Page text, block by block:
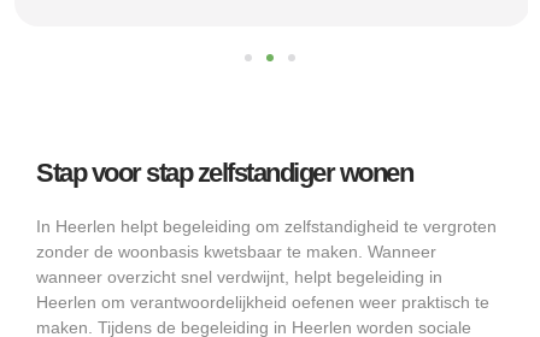
Stap voor stap zelfstandiger wonen
In Heerlen helpt begeleiding om zelfstandigheid te vergroten
zonder de woonbasis kwetsbaar te maken. Wanneer
wanneer overzicht snel verdwijnt, helpt begeleiding in
Heerlen om verantwoordelijkheid oefenen weer praktisch te
maken. Tijdens de begeleiding in Heerlen worden sociale